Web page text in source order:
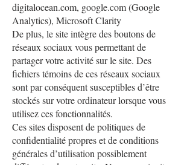
digitalocean.com, google.com (Google
Analytics), Microsoft Clarity
De plus, le site intègre des boutons de
réseaux sociaux vous permettant de
partager votre activité sur le site. Des
fichiers témoins de ces réseaux sociaux
sont par conséquent susceptibles d’être
stockés sur votre ordinateur lorsque vous
utilisez ces fonctionnalités.
Ces sites disposent de politiques de
confidentialité propres et de conditions
générales d’utilisation possiblement